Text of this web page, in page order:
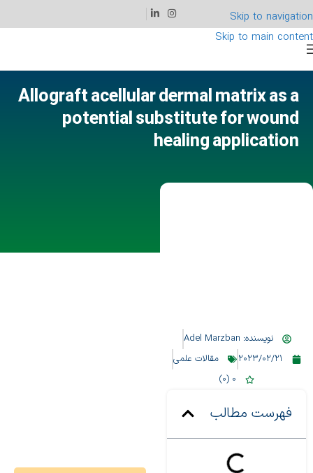
Skip to navigation
Skip to main content
Allograft acellular dermal matrix as a
potential substitute for wound
healing application
نویسنده:
2023/02/21
مقالات علمی
0 (0)
فهرست مطالب